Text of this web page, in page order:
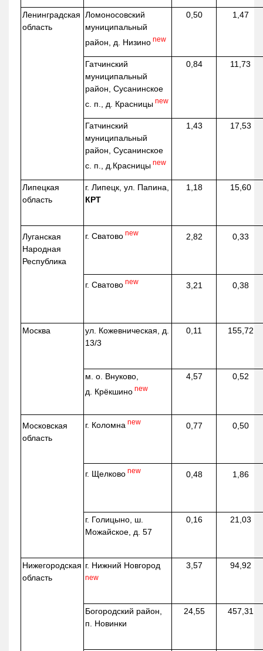
Ленинградская
область
Ломоносовский
муниципальный
район, д. Низино new
0,50 1,47
Гатчинский
муниципальный
район, Сусанинское
с. п., д. Красницы new
0,84 11,73
Гатчинский
муниципальный
район, Сусанинское
с. п., д.Красницы new
1,43 17,53
Липецкая
область
г. Липецк, ул. Папина,
КРТ
1,18 15,60
Луганская
Народная
Республика
г. Сватово new 2,82 0,33
г. Сватово new 3,21 0,38
Москва ул. Кожевническая , д.
13/3
0,11 155,72
м. о. Внуково,
д. Крёкшино new
4,57 0,52
Московская
область
г. Коломна new 0,77 0,50
г. Щелково new 0,48 1,86
г. Голицыно, ш.
Можайское, д. 57
0,16 21,03
Нижегородская
область
г. Нижний Новгород
new
3,57 94,92
Богородский район,
п. Новинки
24,55 457,31